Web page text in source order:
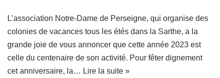
L’association Notre-Dame de Perseigne, qui organise des
colonies de vacances tous les étés dans la Sarthe, a la
grande joie de vous annoncer que cette année 2023 est
celle du centenaire de son activité. Pour fêter dignement
cet anniversaire, la… Lire la suite »